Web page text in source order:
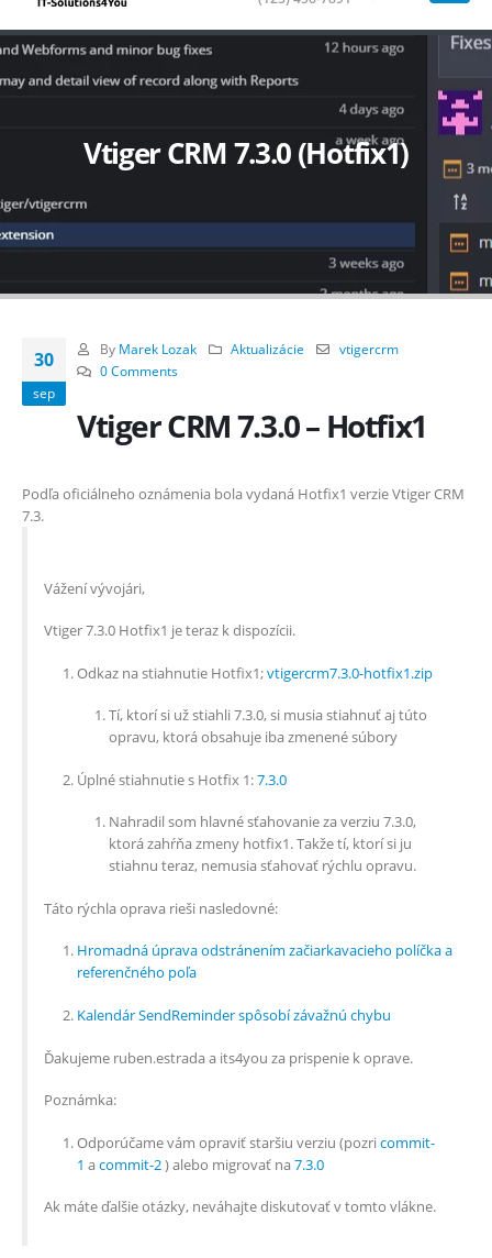
Vtiger CRM 7.3.0 (Hotfix1)
30
sep
By Marek Lozak Aktualizácie
vtigercrm
0 Comments
Vtiger CRM 7.3.0 – Hotfix1
Podľa oficiálneho oznámenia bola vydaná Hotfix1 verzie Vtiger CRM
7.3.
Vážení vývojári,
Vtiger 7.3.0 Hotfix1 je teraz k dispozícii.
Odkaz na stiahnutie Hotfix1;vtigercrm7.3.0-hotfix1.zip
Tí, ktorí si už stiahli 7.3.0, si musia stiahnuť aj túto
opravu, ktorá obsahuje iba zmenené súbory
Úplné stiahnutie s Hotfix 1:7.3.0
Nahradil som hlavné sťahovanie za verziu 7.3.0,
ktorá zahŕňa zmeny hotfix1. Takže tí, ktorí si ju
stiahnu teraz, nemusia sťahovať rýchlu opravu.
Táto rýchla oprava rieši nasledovné:
Hromadná úprava odstránením začiarkavacieho políčka a
referenčného poľa
Kalendár SendReminder spôsobí závažnú chybu
Ďakujeme ruben.estrada a its4you za prispenie k oprave.
Poznámka:
Odporúčame vám opraviť staršiu verziu (pozricommit-
1 acommit-2) alebo migrovať na7.3.0
Ak máte ďalšie otázky, neváhajte diskutovať v tomto vlákne.